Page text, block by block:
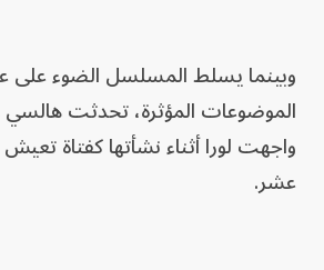
وبينما يسلط المسلسل الضوء على
الموضوعات المؤثرة، تحدثت
واجهت لورا أثناء نشأتها كفتاة
عشر.